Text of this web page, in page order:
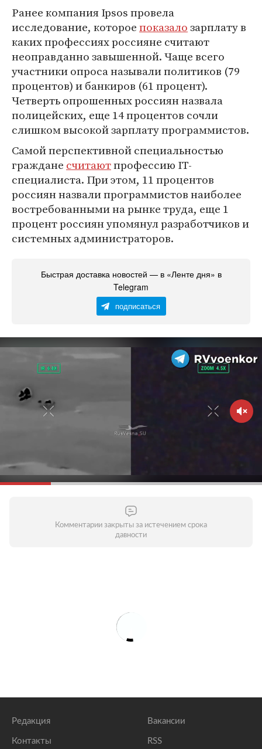
Ранее компания Ipsos провела
исследование, котороепоказалозарплату в
каких профессиях россияне считают
неоправданно завышенной. Чаще всего
участники опроса называли политиков (79
процентов) и банкиров (61 процент).
Четверть опрошенных россиян назвала
полицейских, еще 14 процентов сочли
слишком высокой зарплату программистов.
Самой перспективной специальностью
граждане считаютпрофессию IT-
специалиста. При этом, 11 процентов
россиян назвали программистов наиболее
востребованными на рынке труда, еще 1
процент россиян упомянул разработчиков и
системных администраторов.
Быстрая доставка новостей — в «Ленте дня» в
Telegram
подписаться
Комментарии закрыты за истечением срока
давности
Редакция
Контакты
Вакансии
RSS